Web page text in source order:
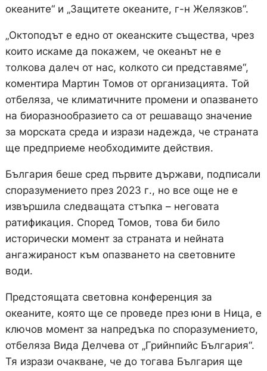
океаните“ и „Защитете океаните, г-н Желязков“.
„Октоподът е едно от океанските същества, чрез
които искаме да покажем, че океанът не е
толкова далеч от нас, колкото си представяме“,
коментира Мартин Томов от организацията. Той
отбеляза, че климатичните промени и опазването
на биоразнообразието са от решаващо значение
за морската среда и изрази надежда, че страната
ще предприеме необходимите действия.
България беше сред първите държави, подписали
споразумението през 2023 г., но все още не е
извършила следващата стъпка – неговата
ратификация. Според Томов, това би било
исторически момент за страната и нейната
ангажираност към опазването на световните
води.
Предстоящата световна конференция за
океаните, която ще се проведе през юни в Ница, е
ключов момент за напредъка по споразумението,
отбеляза Вида Делчева от „Грийнпийс България“.
Тя изрази очакване, че до тогава България ще